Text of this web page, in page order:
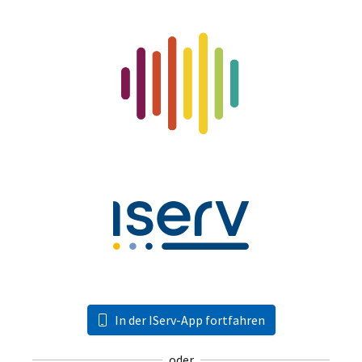
In der IServ-App fortfahren